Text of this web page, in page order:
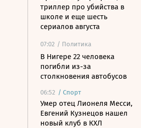
триллер про убийства в
школе и еще шесть
сериалов августа
07:02 / Политика
В Нигере 22 человека
погибли из-за
столкновения автобусов
06:52 / Спорт
Умер отец Лионеля Месси,
Евгений Кузнецов нашел
новый клуб в КХЛ